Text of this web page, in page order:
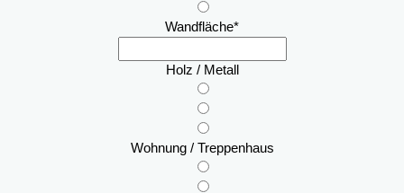
Wandfläche*
Holz / Metall
Wohnung / Treppenhaus